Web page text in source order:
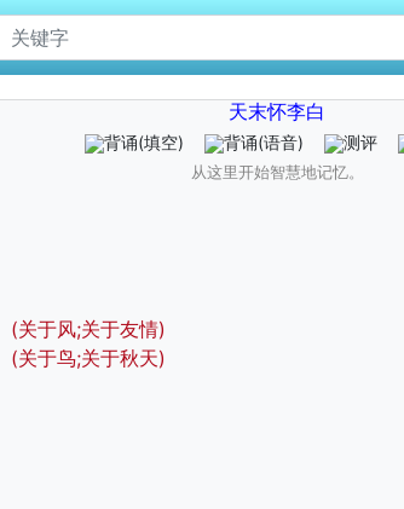
天末怀李白
背诵(填空) 背诵(语音) 测评
从这里开始智慧地记忆。
(关于风;关于友情)
(关于鸟;关于秋天)